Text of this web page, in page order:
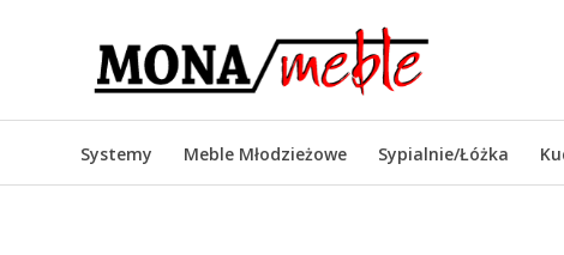
Systemy Meble Młodzieżowe Sypialnie/Łóżka